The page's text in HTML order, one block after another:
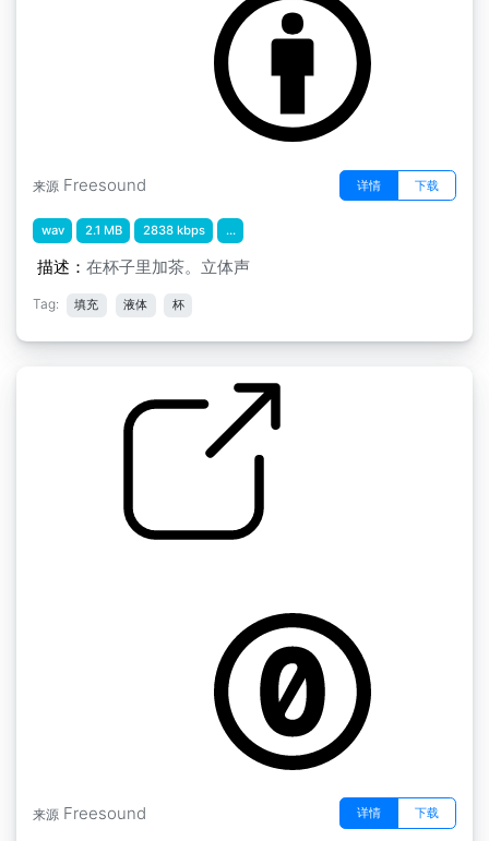
来源 Freesound 详情 下载
wav 2.1 MB 2838 kbps ...
描述： 在杯子里加茶。立体声
Tag: 填充 液体 杯
来源 Freesound 详情 下载